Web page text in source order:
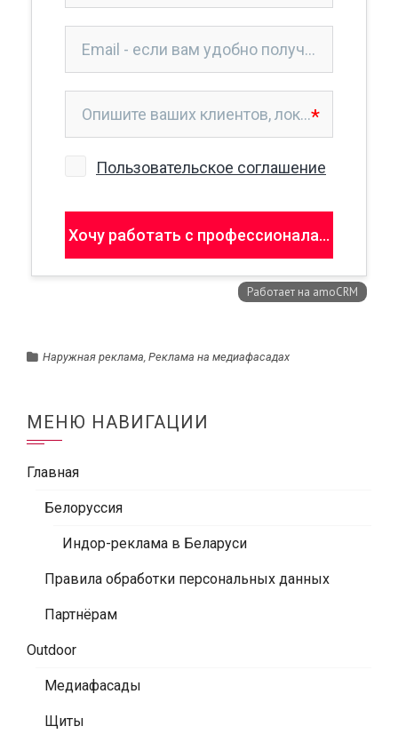
Наружная реклама, Реклама на медиафасадах
МЕНЮ НАВИГАЦИИ
Главная
Белоруссия
Индор-реклама в Беларуси
Правила обработки персональных данных
Партнёрам
Outdoor
Медиафасады
Щиты